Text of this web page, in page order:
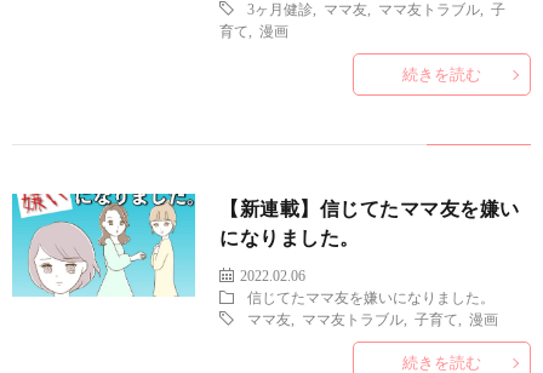
3ヶ月健診
ママ友 ママ友トラブル ,子
育て
,漫画
続きを読む
【新連載】信じてたママ友を嫌い
になりました。
2022.02.06
信じてたママ友を嫌いになりました。
ママ友
ママ友トラブル ,子育て ,漫画
続きを読む